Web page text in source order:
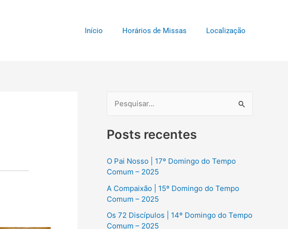
Início Horários de Missas Localização
s
u
s
r
Posts recentes
O Pai Nosso | 17º Domingo do Tempo
Comum – 2025
A Compaixão | 15º Domingo do Tempo
Comum – 2025
Os 72 Discípulos | 14º Domingo do Tempo
Comum – 2025